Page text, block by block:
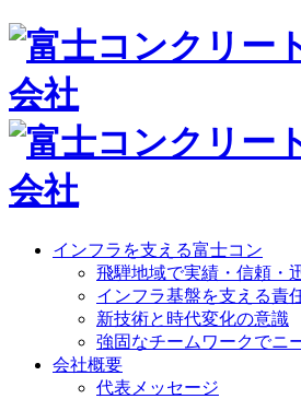
インフラを支える富士コン
飛騨地域で実績・信頼・
インフラ基盤を支える責
新技術と時代変化の意識
強固なチームワークでニ
会社概要
代表メッセージ